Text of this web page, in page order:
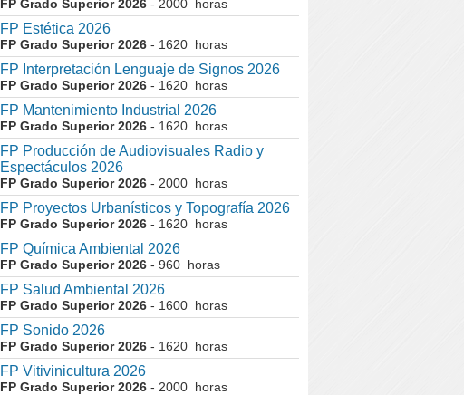
FP Grado Superior 2026 - 2000 horas
FP Estética 2026
FP Grado Superior 2026 - 1620 horas
FP Interpretación Lenguaje de Signos 2026
FP Grado Superior 2026 - 1620 horas
FP Mantenimiento Industrial 2026
FP Grado Superior 2026 - 1620 horas
FP Producción de Audiovisuales Radio y
Espectáculos 2026
FP Grado Superior 2026 - 2000 horas
FP Proyectos Urbanísticos y Topografía 2026
FP Grado Superior 2026 - 1620 horas
FP Química Ambiental 2026
FP Grado Superior 2026 - 960 horas
FP Salud Ambiental 2026
FP Grado Superior 2026 - 1600 horas
FP Sonido 2026
FP Grado Superior 2026 - 1620 horas
FP Vitivinicultura 2026
FP Grado Superior 2026 - 2000 horas